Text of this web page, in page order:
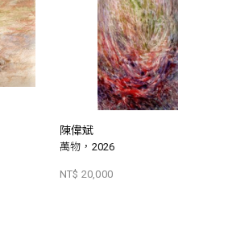
陳偉斌
萬物，2026
NT$ 20,000